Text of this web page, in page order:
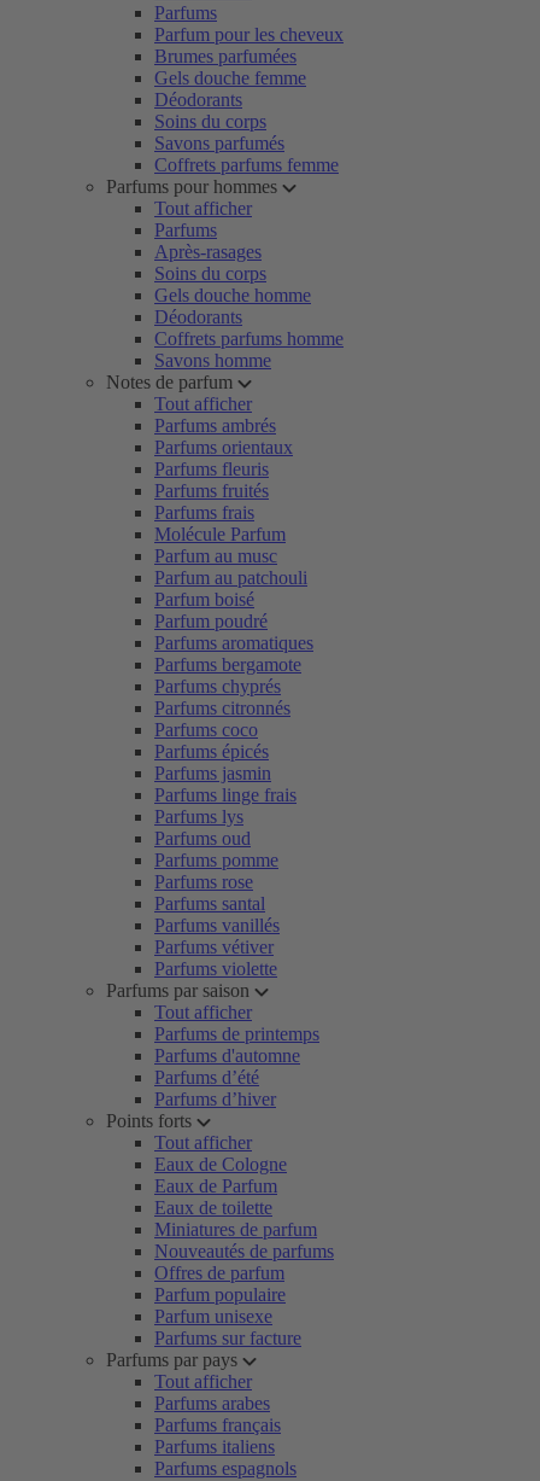
Parfums
Parfum pour les cheveux
Brumes parfumées
Gels douche femme
Déodorants
Soins du corps
Savons parfumés
Coffrets parfums femme
Parfums pour hommes
Tout afficher
Parfums
Après-rasages
Soins du corps
Gels douche homme
Déodorants
Coffrets parfums homme
Savons homme
Notes de parfum
Tout afficher
Parfums ambrés
Parfums orientaux
Parfums fleuris
Parfums fruités
Parfums frais
Molécule Parfum
Parfum au musc
Parfum au patchouli
Parfum boisé
Parfum poudré
Parfums aromatiques
Parfums bergamote
Parfums chyprés
Parfums citronnés
Parfums coco
Parfums épicés
Parfums jasmin
Parfums linge frais
Parfums lys
Parfums oud
Parfums pomme
Parfums rose
Parfums santal
Parfums vanillés
Parfums vétiver
Parfums violette
Parfums par saison
Tout afficher
Parfums de printemps
Parfums d'automne
Parfums d’été
Parfums d’hiver
Points forts
Tout afficher
Eaux de Cologne
Eaux de Parfum
Eaux de toilette
Miniatures de parfum
Nouveautés de parfums
Offres de parfum
Parfum populaire
Parfum unisexe
Parfums sur facture
Parfums par pays
Tout afficher
Parfums arabes
Parfums français
Parfums italiens
Parfums espagnols